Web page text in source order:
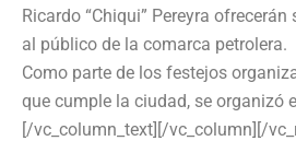
Ricardo “Chiqui” Pereyra
al público de la comarca petrolera.
Como parte de los festejos
que cumple la ciudad, se organizó
[/vc_column_text][/vc_column][/